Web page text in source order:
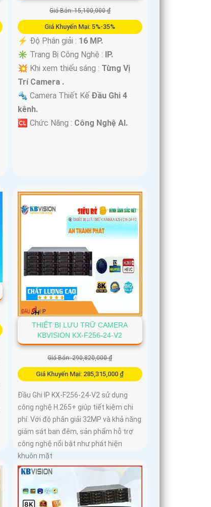
Giá Bán: 15,100,000 ₫
Giá Khuyến Mại: 5%-35%
️⚡ Độ Phân giải : 16 MP.
✳️ Trang Bị Công Nghệ : IP.
💥 Khi xem thiếu sáng : Từng Vị
Trí Camera .
🔩 Camera Thiết Kế Đầu Ghi 4
kênh.
️🆑 Chức Năng : Công Nghệ AI.
THIẾT BỊ LƯU TRỮ CAMERA
KBVISION KX-F256-24-V2
Giá Bán: 290,820,000 ₫
Giá Khuyến Mại: 285,315,000 ₫
Đầu Ghi IP KX-F256-24-V2 sử dụng
công nghệ H.265+ giúp tiết kiệm chi
phí. Với độ phân giải 32MP và khả năng
giám sát ban đêm, sản phẩm hỗ trợ
công nghệ nổi bật như phát hiện
khuôn mặt